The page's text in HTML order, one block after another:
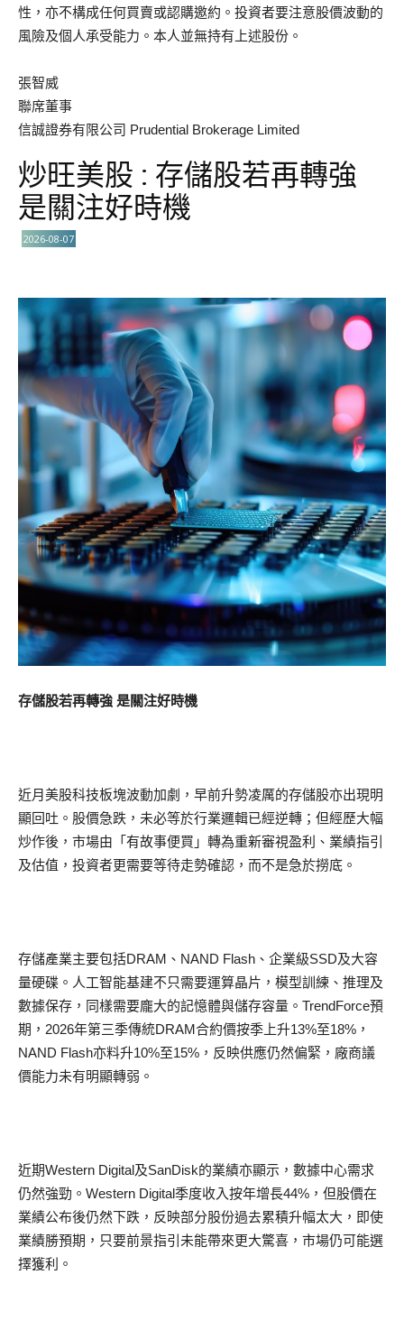
性，亦不構成任何買賣或認購邀約。投資者要注意股價波動的
風險及個人承受能力。本人並無持有上述股份。
張智威
聯席董事
信誠證券有限公司 Prudential Brokerage Limited
炒旺美股 : 存儲股若再轉強
是關注好時機
2026-08-07
存儲股若再轉強 是關注好時機
近月美股科技板塊波動加劇，早前升勢凌厲的存儲股亦出現明
顯回吐。股價急跌，未必等於行業邏輯已經逆轉；但經歷大幅
炒作後，市場由「有故事便買」轉為重新審視盈利、業績指引
及估值，投資者更需要等待走勢確認，而不是急於撈底。
存儲產業主要包括DRAM、NAND Flash、企業級SSD及大容
量硬碟。人工智能基建不只需要運算晶片，模型訓練、推理及
數據保存，同樣需要龐大的記憶體與儲存容量。TrendForce預
期，2026年第三季傳統DRAM合約價按季上升13%至18%，
NAND Flash亦料升10%至15%，反映供應仍然偏緊，廠商議
價能力未有明顯轉弱。
近期Western Digital及SanDisk的業績亦顯示，數據中心需求
仍然強勁。Western Digital季度收入按年增長44%，但股價在
業績公布後仍然下跌，反映部分股份過去累積升幅太大，即使
業績勝預期，只要前景指引未能帶來更大驚喜，市場仍可能選
擇獲利。